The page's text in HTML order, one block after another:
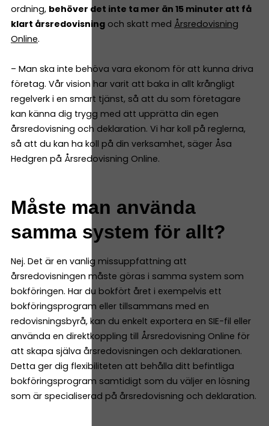
ordning, behöver det inte ta mer än 15 minuter att få
klart årsredovisning och skatt med Årsredovisning
Online.
– Man ska inte behöva vara ekonom för att kunna driva
företag. Vår vision har varit att baka in allt krångligt
regelverk i en smart tjänst, så att du som företagare
kan känna dig trygg med att upprätta din egen
årsredovisning och deklaration. Vi har koll på reglerna,
så att du kan ha koll på din verksamhet, säger Åsa
Hedgren på Årsredovisning Online.
Måste man använda
samma system för allt?
Nej. Det är en vanlig missuppfattning att
årsredovisningen måste göras i samma system som
bokföringen. Har du bokfört året i exempelvis ett
bokföringsprogram eller tillsammans med en
redovisningsbyrå, kan du enkelt exportera en SIE-fil eller
använda en direktkoppling till Årsredovisning Online för
att skapa själva årsredovisningen och deklarationen.
Detta ger dig flexibiliteten att behålla ditt befintliga
bokföringsprogram samtidigt som du väljer en lösning
som är specialiserad på årsredovisning och deklaration.